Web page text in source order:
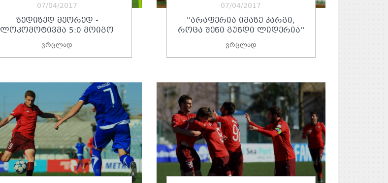
07/04/2017
ᲖᲔᲓᲘᲖᲔᲓ ᲛᲔᲝᲠᲔᲓ -
ᲚᲝᲙᲝᲛᲝᲢᲘᲕᲛᲐ 5:0 ᲛᲝᲘᲒᲝ
ვრცლად
07/04/2017
''ᲐᲠᲐᲤᲔᲠᲘᲐ ᲘᲛᲐᲖᲔ ᲙᲐᲠᲒᲘ,
ᲠᲝᲪᲐ ᲨᲔᲜᲘ ᲒᲣᲜᲓᲘ ᲚᲘᲓᲔᲠᲘᲐ''
ვრცლად